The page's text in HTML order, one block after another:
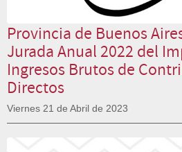
Provincia de Buenos
Jurada Anual 2022 del
Ingresos Brutos de
Directos
Viernes 21 de Abril de 2023